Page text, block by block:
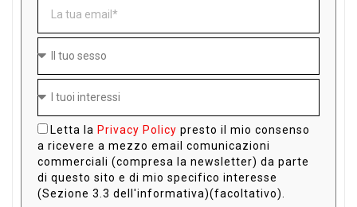
Letta la Privacy Policy presto il mio consenso
a ricevere a mezzo email comunicazioni
commerciali (compresa la newsletter) da parte
di questo sito e di mio specifico interesse
(Sezione 3.3 dell'informativa)(facoltativo).